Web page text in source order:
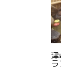
津